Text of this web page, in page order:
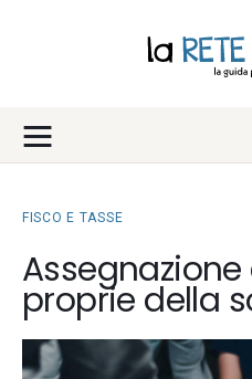
Fisco e Tasse
Notizie Lavoro
Tecnologia
Chi Siamo
La Redazione
Collabora con noi
FISCO E TASSE
proprie della